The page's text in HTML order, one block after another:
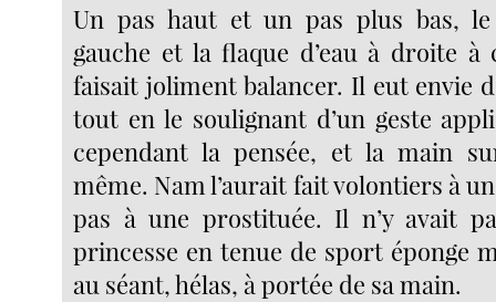
Un pas haut et un pas plus bas,
gauche et la flaque d’eau à droite à
faisait joliment balancer. Il eut envie
tout en le soulignant d’un geste
cependant la pensée, et la main
même. Nam l’aurait fait volontiers à
pas à une prostituée. Il n’y avait
princesse en tenue de sport éponge
au séant, hélas, à portée de sa main.